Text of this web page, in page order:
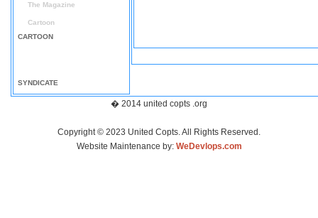
The Magazine
Cartoon
CARTOON
SYNDICATE
� 2014 united copts .org
Copyright © 2023 United Copts. All Rights Reserved.
Website Maintenance by: WeDevlops.com